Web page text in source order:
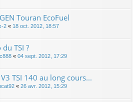
Touran EcoFuel
2 « 18 oct. 2012, 18:57
TSI ?
« 04 sept. 2012, 17:29
TSI 140 au long cours...
« 26 avr. 2012, 15:29